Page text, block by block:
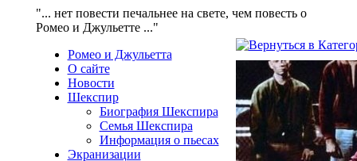
"... нет повести печальнее на свете, чем повесть о
Ромео и Джульетте ..."
Ромео и Джульетта
О сайте
Новости
Шекспир
Биография Шекспира
Семья Шекспира
Информация о пьесах
Экранизации